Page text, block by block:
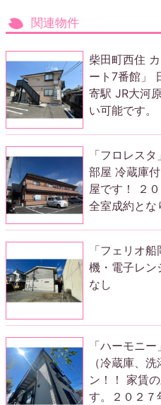
関連物件
柴田町西住
ート7番館」
寄駅 JR大河
い可能です。
「フロレス
部屋 冷蔵庫
屋です！ ２
全室成約とな
「フェリオ
機・電子レ
なし
「ハーモニ
（冷蔵庫、
ン！！ 家賃
す。２０２７